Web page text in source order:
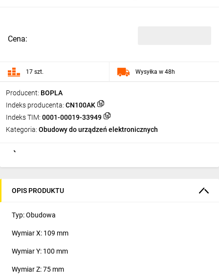
Producent: BOPLA
Indeks producenta: CN100AK
Indeks TIM: 0001-00019-33949
Kategoria: Obudowy do urządzeń elektronicznych
Cena:
17 szt. Wysyłka w 48h
OPIS PRODUKTU
Typ: Obudowa
Wymiar X: 109 mm
Wymiar Y: 100 mm
Wymiar Z: 75 mm